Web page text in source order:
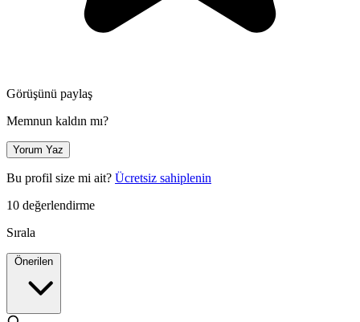
Görüşünü paylaş
Memnun kaldın mı?
Yorum Yaz
Bu profil size mi ait? Ücretsiz sahiplenin
10 değerlendirme
Sırala